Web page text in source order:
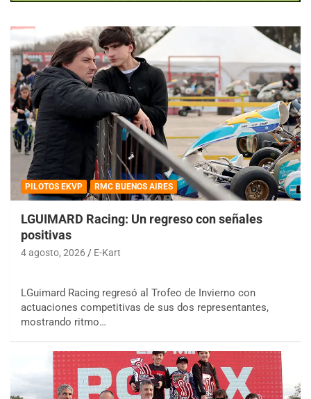
PILOTOS EKVP RMC BUENOS AIRES
LGUIMARD Racing: Un regreso con señales
positivas
4 agosto, 2026 E-Kart
LGuimard Racing regresó al Trofeo de Invierno con
actuaciones competitivas de sus dos representantes,
mostrando ritmo…